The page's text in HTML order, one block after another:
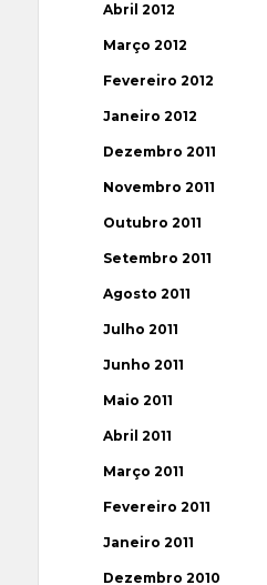
Abril 2012
Março 2012
Fevereiro 2012
Janeiro 2012
Dezembro 2011
Novembro 2011
Outubro 2011
Setembro 2011
Agosto 2011
Julho 2011
Junho 2011
Maio 2011
Abril 2011
Março 2011
Fevereiro 2011
Janeiro 2011
Dezembro 2010